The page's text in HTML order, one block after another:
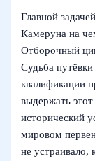
Главной
Камеруна на
Отборочный
Судьба
квалификации
выдержать
исторический
мировом
не устраивало,